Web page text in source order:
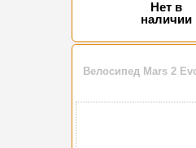
Нет в
наличии
Велосипед Mars 2